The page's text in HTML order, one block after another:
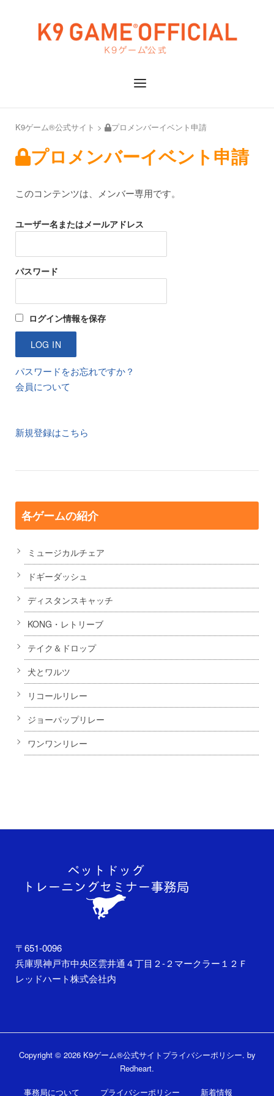
Home
Menu
K9ゲーム®公式サイト > プロメンバーイベント申請
プロメンバーイベント申請
このコンテンツは、メンバー専用です。
ユーザー名またはメールアドレス
パスワード
ログイン情報を保存
パスワードをお忘れですか？
会員について
新規登録はこちら
各ゲームの紹介
ミュージカルチェア
ドギーダッシュ
ディスタンスキャッチ
KONG・レトリーブ
テイク＆ドロップ
犬とワルツ
リコールリレー
ジョーパップリレー
ワンワンリレー
〒651-0096
兵庫県神戸市中央区雲井通４丁目２-２マークラー１２Ｆ
レッドハート株式会社内
Copyright © 2026 K9ゲーム®公式サイト プライバシーポリシー. by
Redheart.
事務局について プライバシーポリシー 新着情報